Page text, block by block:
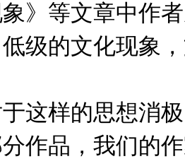
》等文章中作
级的文化现象
这样的思想消
作品，我们的